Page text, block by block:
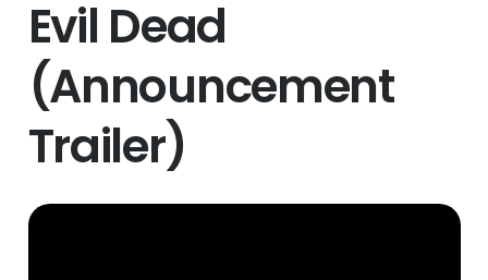
Evil Dead
(Announcement
Trailer)